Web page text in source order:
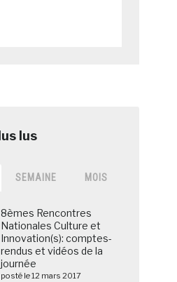
SEMAINE MOIS
8èmes Rencontres
Nationales Culture et
Innovation(s): comptes-
rendus et vidéos de la
journée
posté le 12 mars 2017